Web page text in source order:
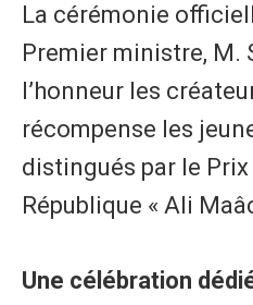
La cérémonie
Premier ministre, M.
l’honneur les
récompense les
distingués par le
République « Ali
Une célébration